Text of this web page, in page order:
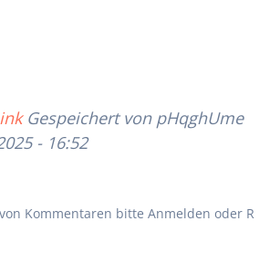
Gespeichert von pHqghUme
- 16:52
Kommentaren bitte Anmelden oder R